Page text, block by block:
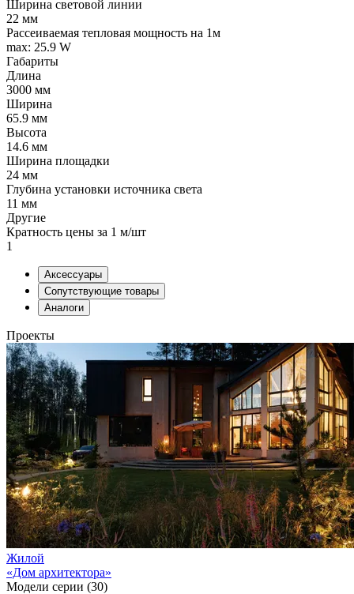
Ширина световой линии
22 мм
Рассеиваемая тепловая мощность на 1м
max: 25.9 W
Габариты
Длина
3000 мм
Ширина
65.9 мм
Высота
14.6 мм
Ширина площадки
24 мм
Глубина установки источника света
11 мм
Другие
Кратность цены за 1 м/шт
1
Аксессуары
Сопутствующие товары
Аналоги
Проекты
Жилой
«Дом архитектора»
Модели серии (30)